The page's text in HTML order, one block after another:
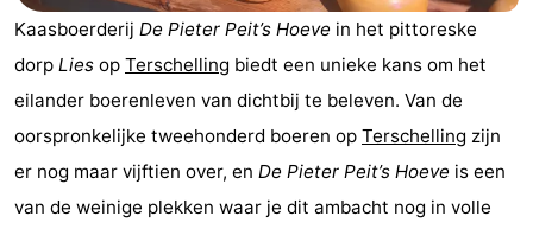
Elements
-
Kaap
West
-
Résidence
Terschelling
-
Strandappartementen
-
Kaasboerderij De Pieter Peit’s Hoeve in het pittoreske
dorp Lies op Terschelling biedt een unieke kans om het
eilander boerenleven van dichtbij te beleven. Van de
oorspronkelijke tweehonderd boeren op Terschelling zijn
er nog maar vijftien over, en De Pieter Peit’s Hoeve is een
van de weinige plekken waar je dit ambacht nog in volle